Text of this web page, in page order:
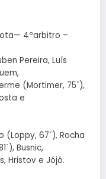
4ºarbitro –
Pereira, Luís
(Mortimer, 75´),
e
(Loppy, 67´), Rocha
Busnic,
Hristov e Jójó.